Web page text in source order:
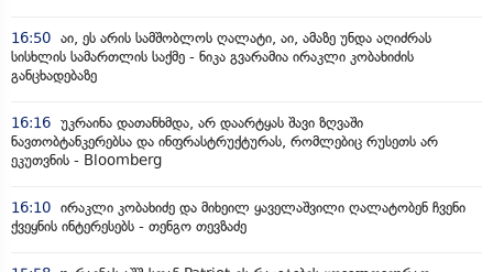
16:50 აი, ეს არის სამშობლოს ღალატი, აი, ამაზე უნდა აღიძრას
სისხლის სამართლის საქმე - ნიკა გვარამია ირაკლი კობახიძის
განცხადებაზე
16:16 უკრაინა დათანხმდა, არ დაარტყას შავი ზღვაში
ნავთობტანკერებსა და ინფრასტრუქტურას, რომლებიც რუსეთს არ
ეკუთვნის - Bloomberg
16:10 ირაკლი კობახიძე და მიხეილ ყაველაშვილი ღალატობენ ჩვენი
ქვეყნის ინტერესებს - თენგო თევზაძე